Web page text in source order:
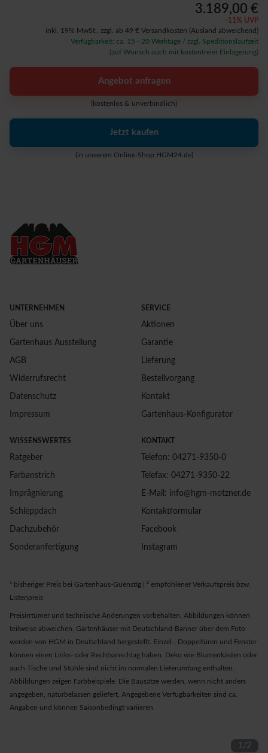
1/2
3.189,00 €
-11 % UVP
inkl. 19% MwSt., zzgl. ab 49 € Versandkosten (Ausland abweichend)
Verfügbarkeit: ca. 15 - 20 Werktage / zzgl. Speditionslaufzeit
(auf Wunsch auch mit kostenfreier Einlagerung)
Angebot anfragen
(kostenlos & unverbindlich)
Jetzt kaufen
(in unserem Online-Shop HGM24.de)
UNTERNEHMEN
Über uns
Gartenhaus Ausstellung
AGB
Widerrufsrecht
Datenschutz
Impressum
SERVICE
Aktionen
Garantie
Lieferung
Bestellvorgang
Kontakt
Gartenhaus-Konfigurator
WISSENSWERTES
Ratgeber
Farbanstrich
Imprägnierung
Schleppdach
Dachzubehör
Sonderanfertigung
KONTAKT
Telefon: 04271-9350-0
Telefax: 04271-9350-22
E-Mail: info@hgm-motzner.de
Kontaktformular
Facebook
Instagram
¹ bisheriger Preis bei Gartenhaus-Guenstig | ² empfohlener Verkaufspreis bzw.
Listenpreis
Preisirrtümer und technische Änderungen vorbehalten. Abbildungen können
teilweise abweichen. Gartenhäuser mit Deutschland-Banner über dem Foto
werden von HGM in Deutschland hergestellt. Einzel-, Doppeltüren und Fenster
können einen Links- oder Rechtsanschlag haben. Deko wie Blumenkästen oder
auch Tische und Stühle sind nicht im normalen Lieferumfang enthalten.
Abbildungen zeigen Farbbeispiele. Die Bausätze werden, wenn nicht anders
angegeben, naturbelassen geliefert. Angegebene Verfugbarkeiten sind ca.
Angaben und können Saisonbedingt variieren